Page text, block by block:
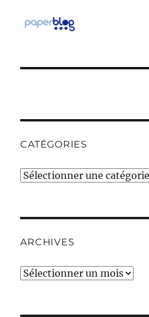
CATÉGORIES
Catégories
ARCHIVES
Archives